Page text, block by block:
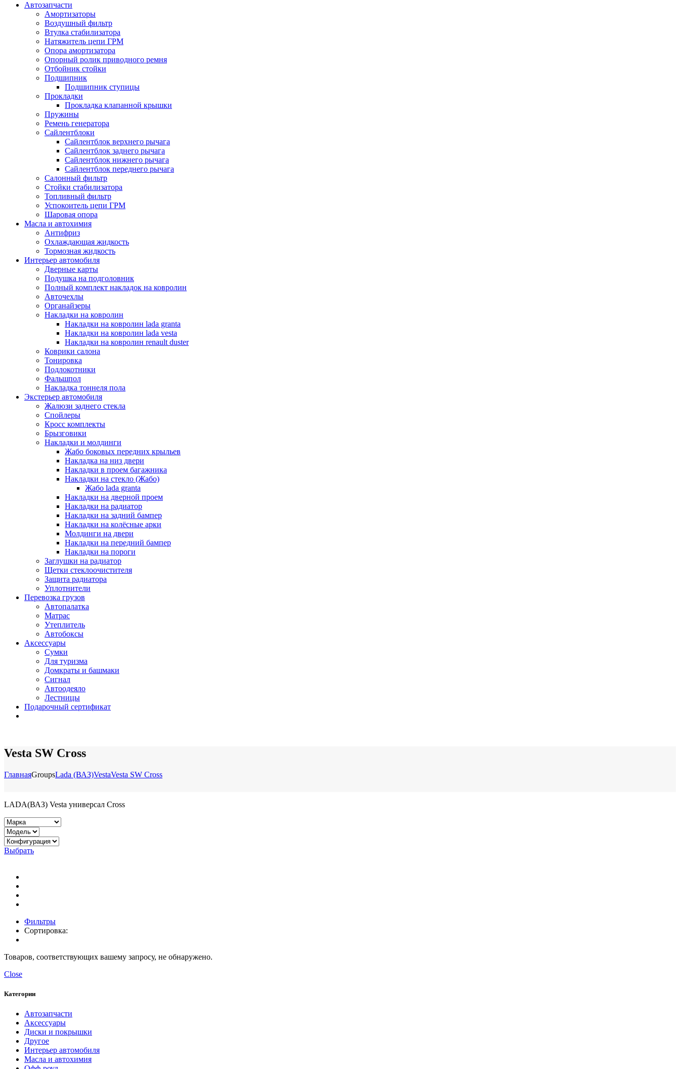
Автозапчасти
Амортизаторы
Воздушный фильтр
Втулка стабилизатора
Натяжитель цепи ГРМ
Опора амортизатора
Опорный ролик приводного ремня
Отбойник стойки
Подшипник
Подшипник ступицы
Прокладки
Прокладка клапанной крышки
Пружины
Ремень генератора
Сайлентблоки
Сайлентблок верхнего рычага
Сайлентблок заднего рычага
Сайлентблок нижнего рычага
Сайлентблок переднего рычага
Салонный фильтр
Стойки стабилизатора
Топливный фильтр
Успокоитель цепи ГРМ
Шаровая опора
Масла и автохимия
Антифриз
Охлаждающая жидкость
Тормозная жидкость
Интерьер автомобиля
Дверные карты
Подушка на подголовник
Полный комплект накладок на ковролин
Авточехлы
Органайзеры
Накладки на ковролин
Накладки на ковролин lada granta
Накладки на ковролин lada vesta
Накладки на ковролин renault duster
Коврики салона
Тонировка
Подлокотники
Фальшпол
Накладка тоннеля пола
Экстерьер автомобиля
Жалюзи заднего стекла
Спойлеры
Кросс комплекты
Брызговики
Накладки и молдинги
Жабо боковых передних крыльев
Накладка на низ двери
Накладки в проем багажника
Накладки на стекло (Жабо)
Жабо lada granta
Накладки на дверной проем
Накладки на радиатор
Накладки на задний бампер
Накладки на колёсные арки
Молдинги на двери
Накладки на передний бампер
Накладки на пороги
Заглушки на радиатор
Щетки стеклоочистителя
Защита радиатора
Уплотнители
Перевозка грузов
Автопалатка
Матрас
Утеплитель
Автобоксы
Аксессуары
Сумки
Для туризма
Домкраты и башмаки
Сигнал
Автоодеяло
Лестницы
Подарочный сертификат
Vesta SW Cross
ГлавнаяGroupsLada (ВАЗ)VestaVesta SW Cross
LADA(ВАЗ) Vesta универсал Cross
Выбрать
Фильтры
Сортировка:
Товаров, соответствующих вашему запросу, не обнаружено.
Close
Категории
Автозапчасти
Аксессуары
Диски и покрышки
Другое
Интерьер автомобиля
Масла и автохимия